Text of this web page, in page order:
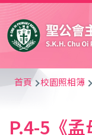
移至主內容
導
連
首頁 校園照相簿
P.4-5《